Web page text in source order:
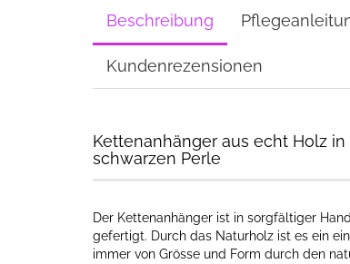
Beschreibung
Kundenrezensionen
Kettenanhänger aus echt Holz
schwarzen Perle
Der Kettenanhänger ist in sorgfältiger
gefertigt. Durch das Naturholz ist es ein
immer von Grösse und Form durch den